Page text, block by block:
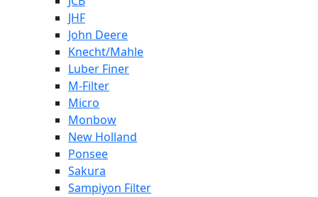
JHF
John Deere
Knecht/Mahle
Luber Finer
M-Filter
Micro
Monbow
New Holland
Ponsee
Sakura
Sampiyon Filter